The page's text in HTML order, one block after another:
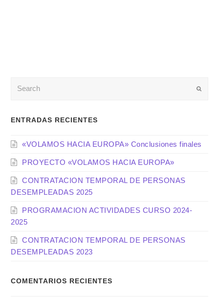
Enviar
ENTRADAS RECIENTES
«VOLAMOS HACIA EUROPA» Conclusiones finales
PROYECTO «VOLAMOS HACIA EUROPA»
CONTRATACION TEMPORAL DE PERSONAS
DESEMPLEADAS 2025
PROGRAMACION ACTIVIDADES CURSO 2024-
2025
CONTRATACION TEMPORAL DE PERSONAS
DESEMPLEADAS 2023
COMENTARIOS RECIENTES